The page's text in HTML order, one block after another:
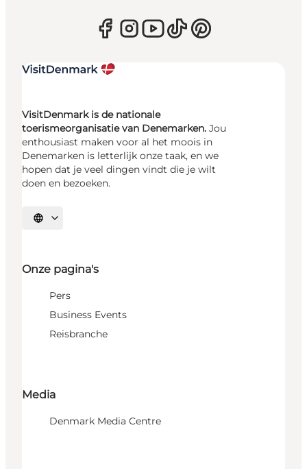
VisitDenmark is de nationale
toerismeorganisatie van Denemarken. Jou
enthousiast maken voor al het moois in
Denemarken is letterlijk onze taak, en we
hopen dat je veel dingen vindt die je wilt
doen en bezoeken.
Selecteer taal
Onze pagina's
Pers
Business Events
Reisbranche
Media
Denmark Media Centre